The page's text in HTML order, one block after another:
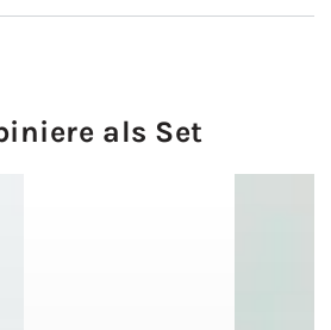
als Set